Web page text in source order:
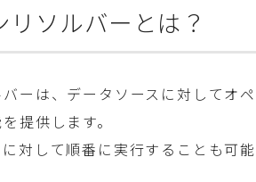
ソルバーとは？
ーは、データソースに対してオ
提供します。
対して順番に実行することも可能